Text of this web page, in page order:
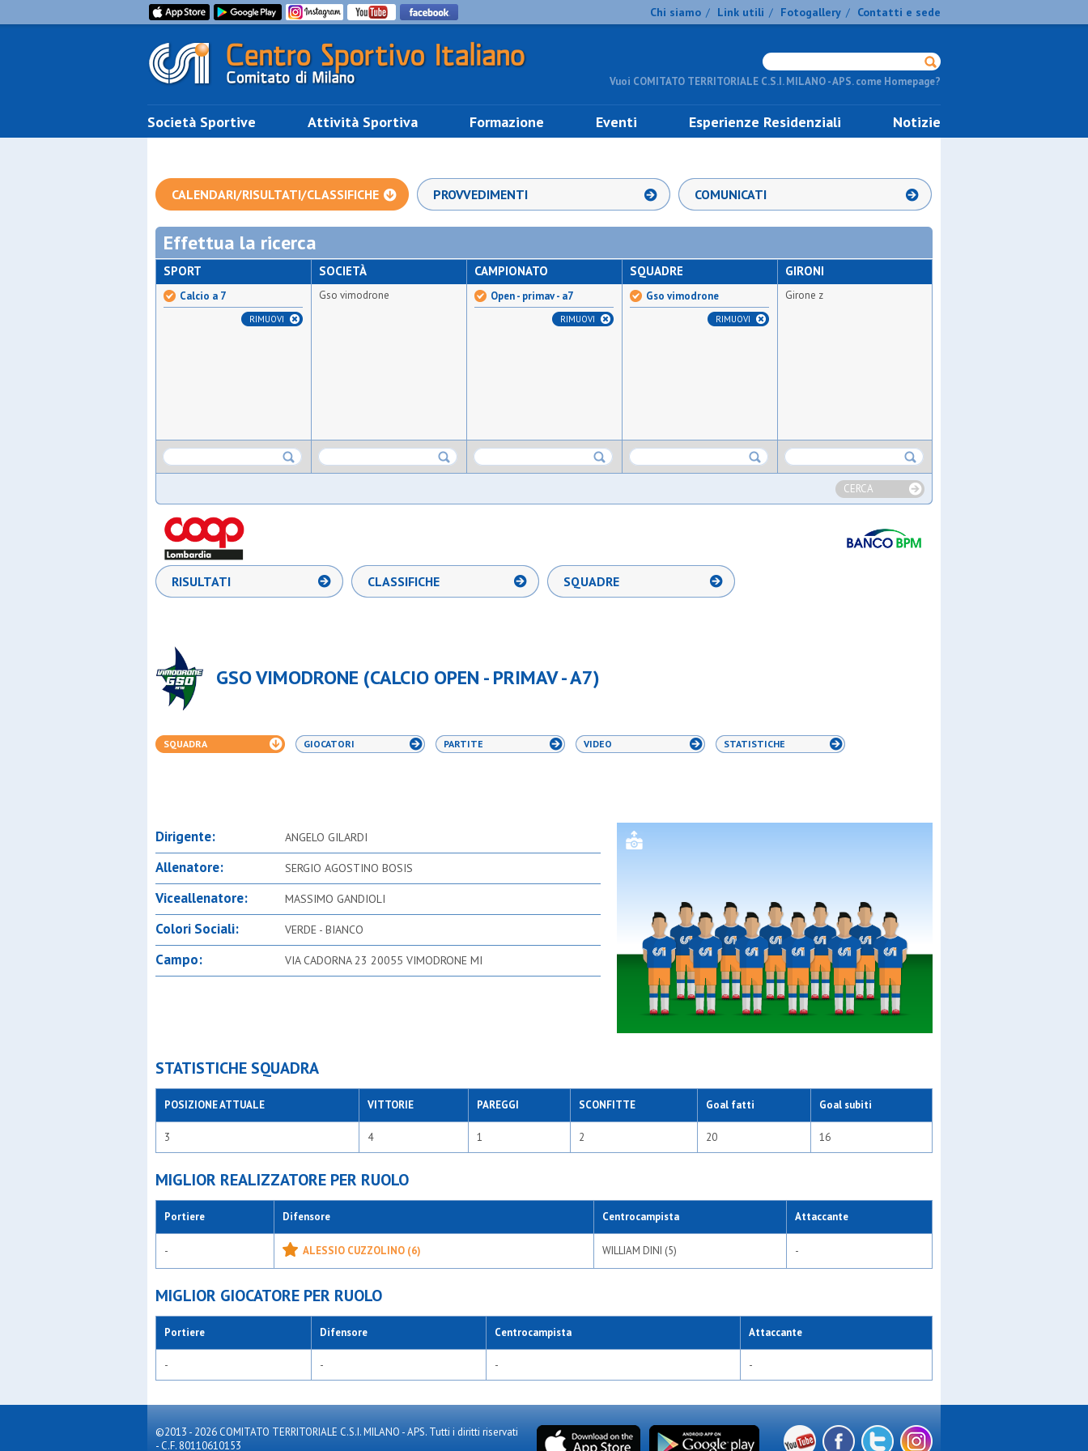
Chi siamo / Link utili / Fotogallery / Contatti e sede
Vuoi COMITATO TERRITORIALE C.S.I. MILANO - APS. come Homepage?
Società Sportive Attività Sportiva Formazione Eventi Esperienze Residenziali Notizie
CALENDARI/RISULTATI/CLASSIFICHE PROVVEDIMENTI COMUNICATI
Effettua la ricerca
SPORT
Calcio a 7
RIMUOVI
SOCIETÀ
Gso vimodrone
CAMPIONATO
Open - primav - a7
RIMUOVI
SQUADRE
Gso vimodrone
RIMUOVI
GIRONI
Girone z
CERCA
RISULTATI CLASSIFICHE SQUADRE
GSO VIMODRONE (CALCIO OPEN - PRIMAV - A7)
SQUADRA GIOCATORI PARTITE VIDEO STATISTICHE
Dirigente: ANGELO GILARDI
Allenatore: SERGIO AGOSTINO BOSIS
Viceallenatore: MASSIMO GANDIOLI
Colori Sociali: VERDE - BIANCO
Campo: VIA CADORNA 23 20055 VIMODRONE MI
STATISTICHE SQUADRA
POSIZIONE ATTUALE VITTORIE PAREGGI SCONFITTE Goal fatti Goal subiti
3 4 1 2 20 16
MIGLIOR REALIZZATORE PER RUOLO
Portiere Difensore Centrocampista Attaccante
- ALESSIO CUZZOLINO (6) WILLIAM DINI (5) -
MIGLIOR GIOCATORE PER RUOLO
Portiere Difensore Centrocampista Attaccante
- - - -
©2013 - 2026 COMITATO TERRITORIALE C.S.I. MILANO - APS. Tutti i diritti riservati
- C.F. 80110610153